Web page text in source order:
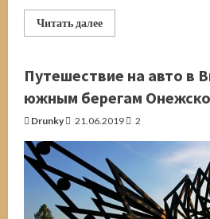
Читать далееПрочитать
больше
в
Б-440
на
Онежском
Путешествие на авто в
южным берегам
Drunky 21.06.2019 2